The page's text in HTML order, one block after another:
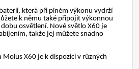
která při plném výkonu vydrží
k němu také připojit výkonnou
osvětlení. Nové světlo X60 je
takže jej můžete snadno
Molus X60 je k dispozici v různých